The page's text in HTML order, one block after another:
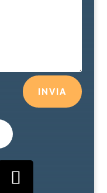
INVIA